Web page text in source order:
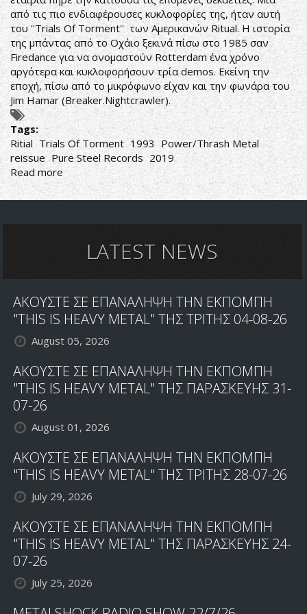
από τις πιο ενδιαφέρουσες κυκλοφορίες της, ήταν αυτή
του ''Trials Of Torment'' των Αμερικανών Ritual. Η ιστορία
της μπάντας από το Οχάιο ξεκινά πίσω στο 1985 σαν
Firedance για να ονομαστούν Rotterdam ένα χρόνο
αργότερα και κυκλοφορήσουν τρία demos. Εκείνη την
εποχή, πίσω από το μικρόφωνο είχαν και την φωνάρα του
Jim Hamar (Breaker.Nightcrawler).
Tags:
Ritial Trials Of Torment 1993 Power/Thrash Metal
reissue Pure Steel Records 2019
Read moreabout
ΕΠΑΝΑΚΥΚΛΟΦΟΡΙΑ
ΚΟΦΤΕΡΟΥ
LATEST NEWS
ΑΚΟΥΣΤΕ ΣΕ ΕΠΑΝΑΛΗΨΗ ΤΗΝ ΕΚΠΟΜΠΗ
"THIS IS HEAVY METAL" ΤΗΣ ΤΡΙΤΗΣ 04-08-26
August 05, 2026
ΑΚΟΥΣΤΕ ΣΕ ΕΠΑΝΑΛΗΨΗ ΤΗΝ ΕΚΠΟΜΠΗ
"THIS IS HEAVY METAL" ΤΗΣ ΠΑΡΑΣΚΕΥΗΣ 31-
07-26
August 01, 2026
ΑΚΟΥΣΤΕ ΣΕ ΕΠΑΝΑΛΗΨΗ ΤΗΝ ΕΚΠΟΜΠΗ
"THIS IS HEAVY METAL" ΤΗΣ ΤΡΙΤΗΣ 28-07-26
July 29, 2026
ΑΚΟΥΣΤΕ ΣΕ ΕΠΑΝΑΛΗΨΗ ΤΗΝ ΕΚΠΟΜΠΗ
"THIS IS HEAVY METAL" ΤΗΣ ΠΑΡΑΣΚΕΥΗΣ 24-
07-26
July 25, 2026